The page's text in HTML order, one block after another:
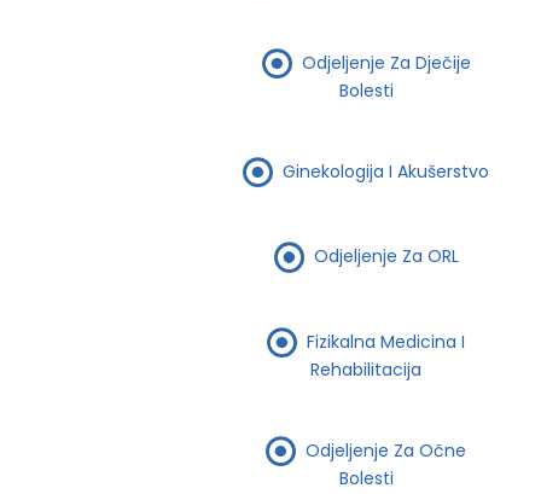
Odjeljenje Za Dječije
Bolesti
Ginekologija I Akušerstvo
Odjeljenje Za ORL
Fizikalna Medicina I
Rehabilitacija
Odjeljenje Za Očne
Bolesti